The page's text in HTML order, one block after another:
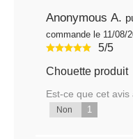
Anonymous A.
commande le 11/08/
5/5
Chouette produit
Est-ce que cet avis
Non 1